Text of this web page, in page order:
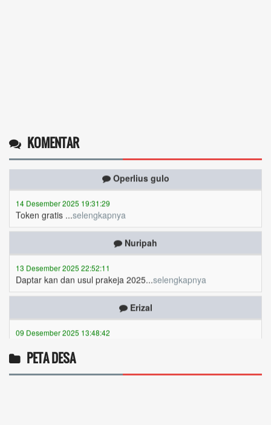
KOMENTAR
Operlius gulo
14 Desember 2025 19:31:29
Token gratis ...selengkapnya
Nuripah
Daptar kan dan usul prakeja 2025...selengkapnya
Erizal
Token listrik...selengkapnya
06 Desember 2025 18:38:17
PETA DESA